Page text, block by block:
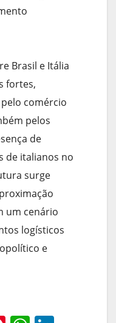
Brasil e Itália
fortes,
comércio
pelos
de
de italianos no
surge
um cenário
logísticos
e